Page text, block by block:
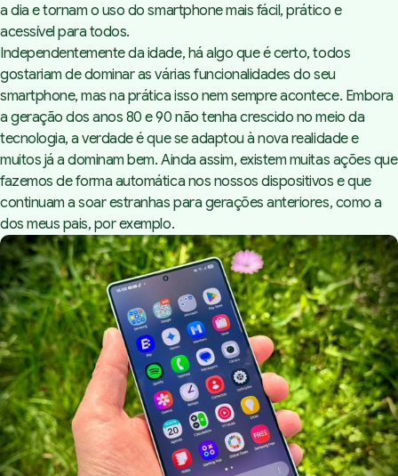
a dia e tornam o uso do smartphone mais fácil, prático e
acessível para todos.
Independentemente da idade, há algo que é certo, todos
gostariam de dominar as várias funcionalidades do seu
smartphone, mas na prática isso nem sempre acontece. Embora
a geração dos anos 80 e 90 não tenha crescido no meio da
tecnologia, a verdade é que se adaptou à nova realidade e
muitos já a dominam bem. Ainda assim, existem muitas ações que
fazemos de forma automática nos nossos dispositivos e que
continuam a soar estranhas para gerações anteriores, como a
dos meus pais, por exemplo.